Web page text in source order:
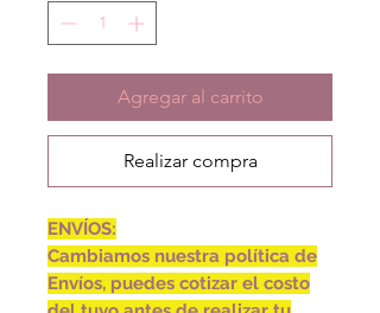
Agregar al carrito
Realizar compra
ENVÍOS:
Cambiamos nuestra política de
Envíos, puedes cotizar el costo